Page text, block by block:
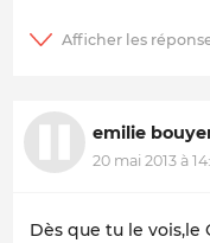
emilie
20 mai 2013 à
Dès que tu le vois,le